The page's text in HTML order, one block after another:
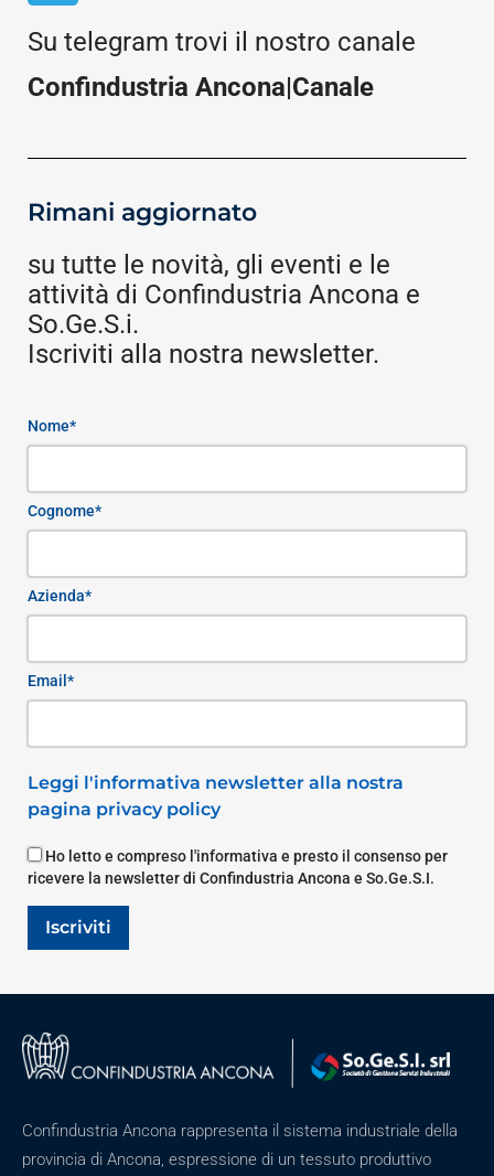
Su telegram trovi il nostro canale
Confindustria Ancona|Canale
Rimani aggiornato
su tutte le novità, gli eventi e le
attività di Confindustria Ancona e
So.Ge.S.i.
Iscriviti alla nostra newsletter.
Nome*
Cognome*
Azienda*
Email*
Leggi l'informativa newsletter alla nostra
pagina privacy policy
Ho letto e compreso l'informativa e presto il consenso per
ricevere la newsletter di Confindustria Ancona e So.Ge.S.I.
Iscriviti
Confindustria Ancona rappresenta il sistema industriale della
provincia di Ancona, espressione di un tessuto produttivo